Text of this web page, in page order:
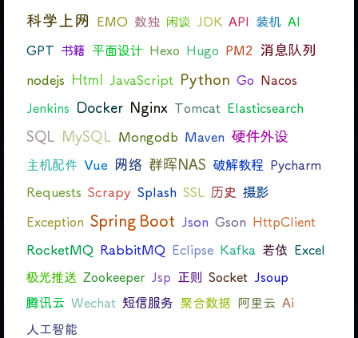
科学上网
EMO 数独 闲谈 JDK API 装机 AI
GPT 书籍 平面设计 Hexo Hugo PM2 消息队列
nodejs Html JavaScript Python Go Nacos
Jenkins
Docker Nginx Tomcat Elasticsearch
SQL MySQL Mongodb Maven 硬件外设
主机配件 Vue 网络 群晖NAS 破解教程 Pycharm
Requests Scrapy Splash SSL 历史 摄影
Exception Spring Boot Json Gson HttpClient
RocketMQ RabbitMQ Eclipse Kafka 若依 Excel
极光推送 Zookeeper Jsp 正则 Socket Jsoup
腾讯云 Wechat 短信服务 聚合数据 阿里云 Ai
人工智能